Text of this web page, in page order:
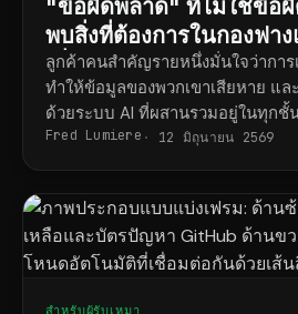
"ข้อผิดพลาด" ที่ไม่ใช่ข้อ
พบสิ่งที่ต้องการในกองฟาง
เชื่อมต่อระบบของเราได้
ลูกค้าคนสำคัญรายหนึ่งมั่นใจว่าการ
ทำให้ข้อมูลของพวกเขาเสียหาย แล
ด้วยระบบ AI ที่ผสานรวมอยู่ในทุกชั้
จึงสามารถติดตามประวัติทั้งหมดขอ
ของบุคคลที่สามต้นทาง พร้อมหลักฐ
นาที
Fred Lumiere 12 มิถุนายน 2569
สำหรับผู้รับเหมา